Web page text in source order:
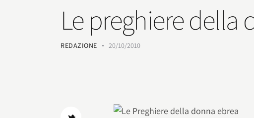
Le preghiere della
REDAZIONE 20/10/2010